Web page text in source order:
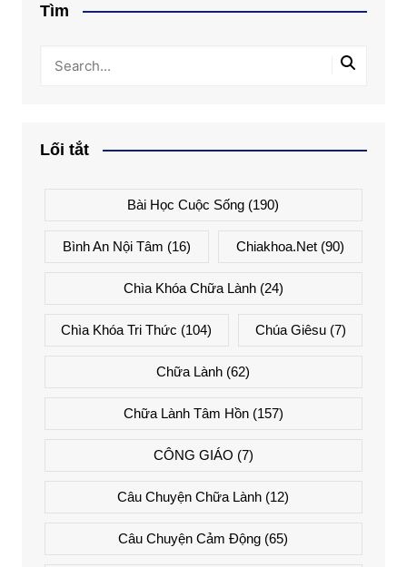
Tìm
Lối tắt
Bài Học Cuộc Sống (190)
Bình An Nội Tâm (16) Chiakhoa.net (90)
Chìa Khóa Chữa Lành(24)
Chìa Khóa Tri Thức (104) Chúa Giêsu(7)
Chữa Lành (62)
Chữa Lành Tâm Hồn(157)
CÔNG GIÁO (7)
Câu Chuyện Chữa Lành (12)
Câu Chuyện Cảm Động (65)